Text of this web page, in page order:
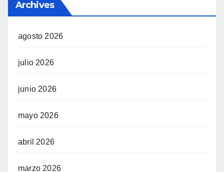
Archives
agosto 2026
julio 2026
junio 2026
mayo 2026
abril 2026
marzo 2026